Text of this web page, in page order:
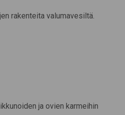
rakenteita valumavesiltä.
ja ovien karmeihin